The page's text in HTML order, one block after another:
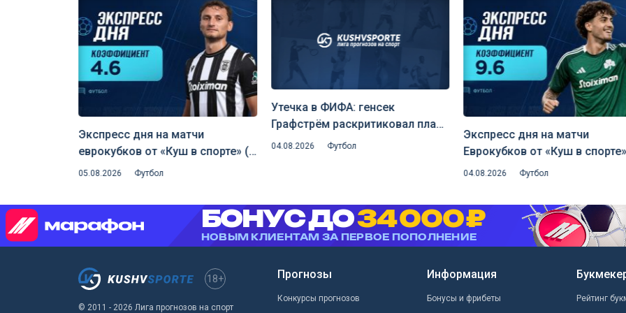
Экспресс дня на матчи
еврокубков от «Куш в спорте» (6
августа 2026)
05.08.2026 Футбол
Утечка в ФИФА: генсек
Графстрём раскритиковал план
Инфантино отдать долю
04.08.2026 Футбол
Экспресс дня на матчи
Еврокубков от «Куш в
августа 2026)
04.08.2026 Футбол
18+
© 2011 - 2026 Лига прогнозов на спорт
Прогнозы
Конкурсы прогнозов
Информация
Бонусы и фрибеты Рейтинг